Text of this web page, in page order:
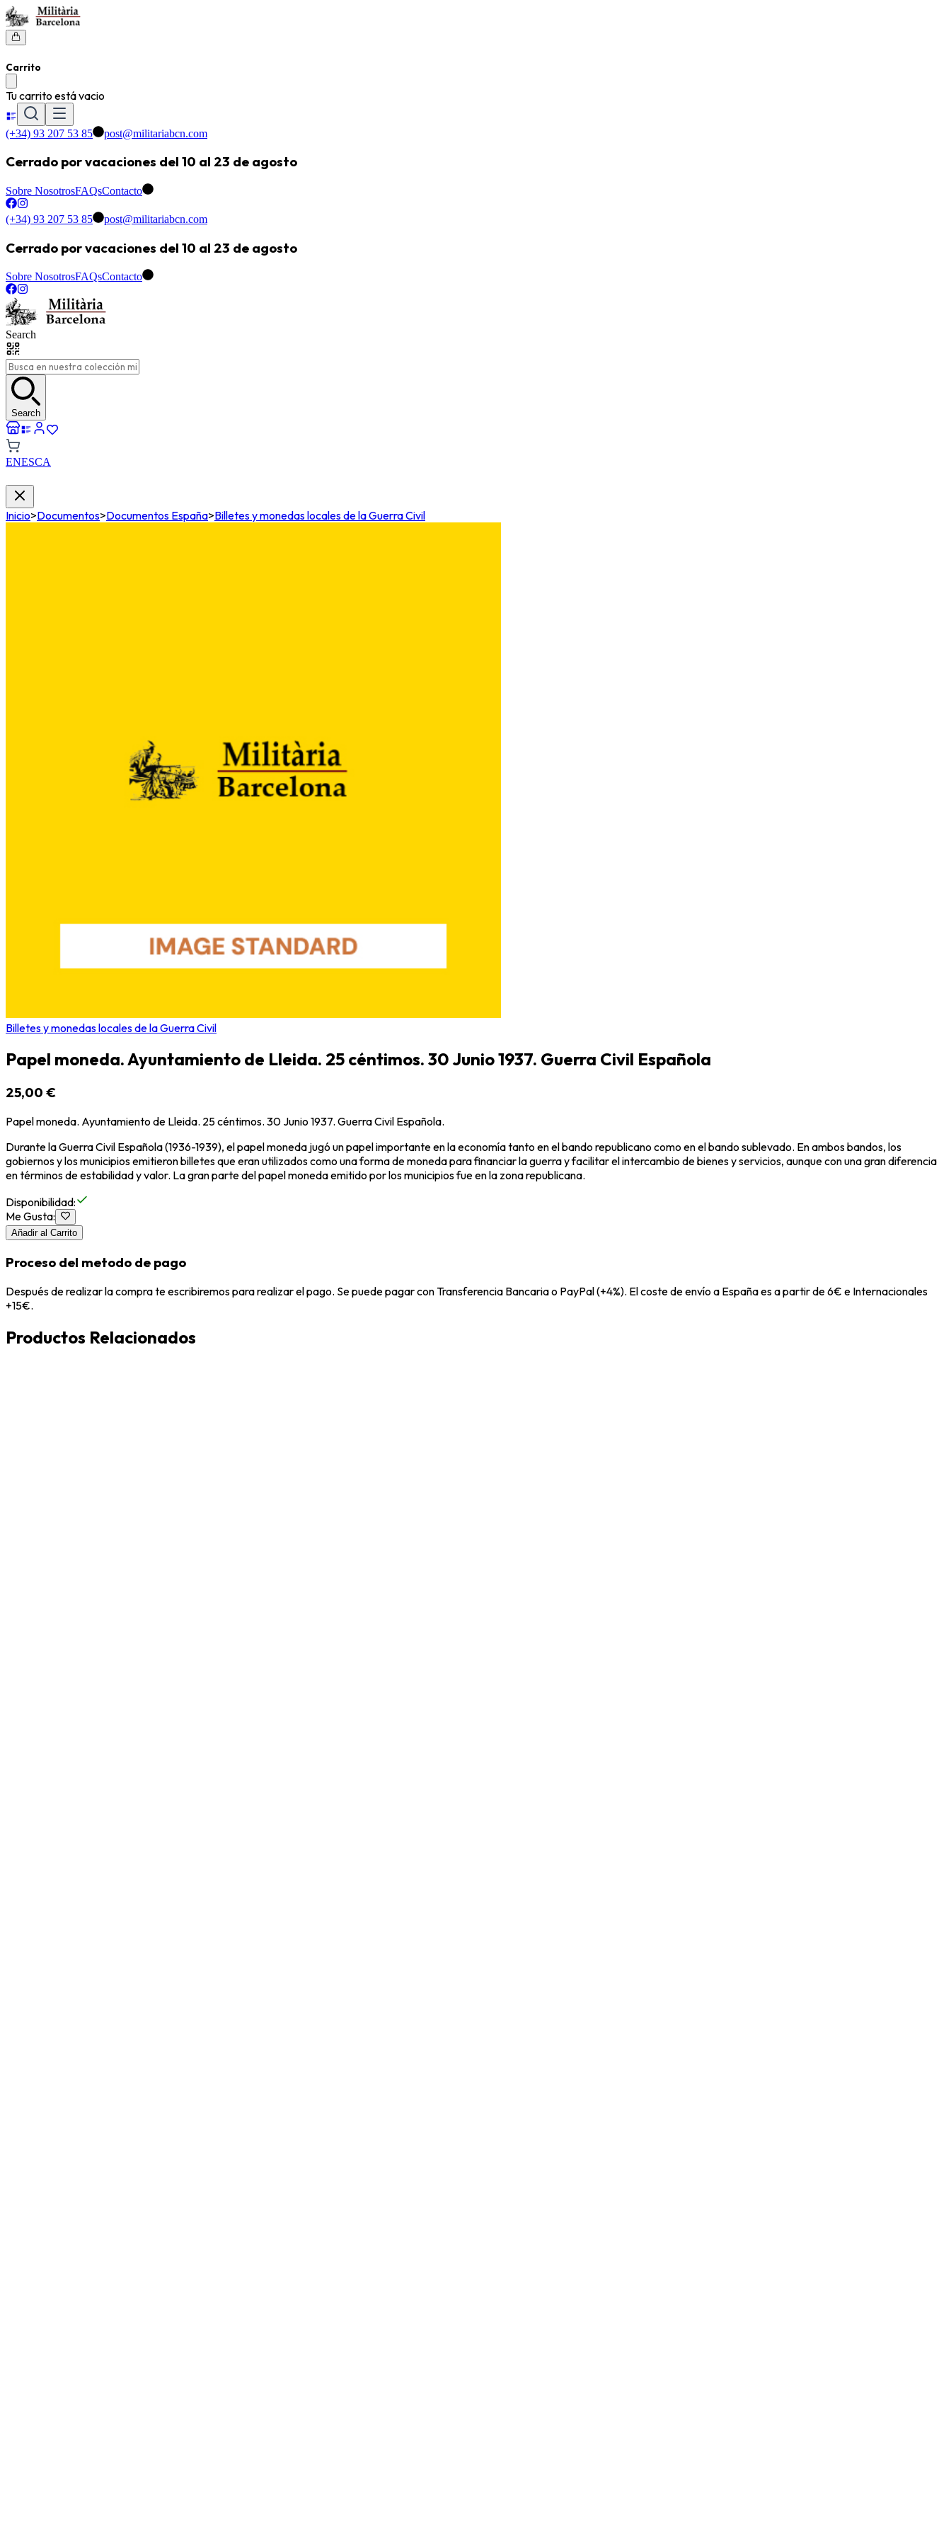
Carrito
Tu carrito está vacio
(+34) 93 207 53 85 post@militariabcn.com
Cerrado por vacaciones del 10 al 23 de agosto
Sobre NosotrosFAQsContacto
(+34) 93 207 53 85 post@militariabcn.com
Cerrado por vacaciones del 10 al 23 de agosto
Sobre NosotrosFAQsContacto
Search
Search
ENESCA
Inicio>Documentos>Documentos España>Billetes y monedas locales de la Guerra Civil
Billetes y monedas locales de la Guerra Civil
Papel moneda. Ayuntamiento de Lleida. 25 céntimos. 30 Junio 1937. Guerra Civil Española
25,00 €
Papel moneda. Ayuntamiento de Lleida. 25 céntimos. 30 Junio 1937. Guerra Civil Española.
Durante la Guerra Civil Española (1936-1939), el papel moneda jugó un papel importante en la economía tanto en el bando republicano como en el bando sublevado. En ambos bandos, los
gobiernos y los municipios emitieron billetes que eran utilizados como una forma de moneda para financiar la guerra y facilitar el intercambio de bienes y servicios, aunque con una gran diferencia
en términos de estabilidad y valor. La gran parte del papel moneda emitido por los municipios fue en la zona republicana.
Disponibilidad:
Me Gusta:
Añadir al Carrito
Proceso del metodo de pago
Después de realizar la compra te escribiremos para realizar el pago. Se puede pagar con Transferencia Bancaria o PayPal (+4%). El coste de envío a España es a partir de 6€ e Internacionales
+15€.
Productos Relacionados